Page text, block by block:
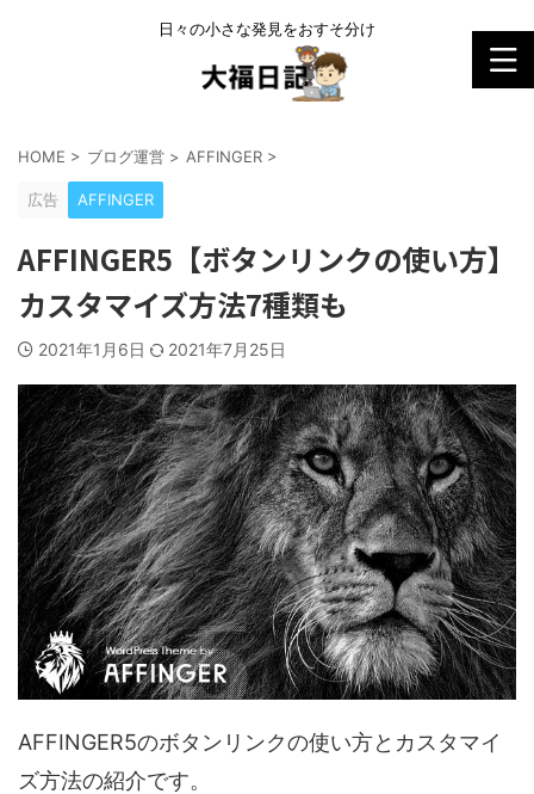
日々の小さな発見をおすそ分け
HOME > ブログ運営 > AFFINGER >
広告 AFFINGER
AFFINGER5【ボタンリンクの使い方】
カスタマイズ方法7種類も
2021年1月6日 2021年7月25日
AFFINGER5のボタンリンクの使い方とカスタマイ
ズ方法の紹介です。